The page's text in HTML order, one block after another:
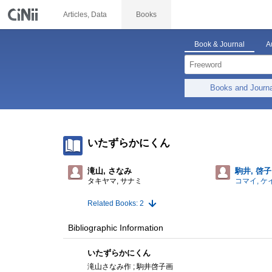
Articles, Data Books
Book & Journal
Books and
いたずらかにくん
滝山, さなみ
タキヤマ, サナミ
駒井, 啓子
コマイ, ケ
Related Books: 2
Bibliographic Information
いたずらかにくん
滝山さなみ作 ; 駒井啓子画